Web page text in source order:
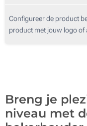
Zonder opdruk
500
Configureer de product
product met jouw logo of
Breng je
niveau met